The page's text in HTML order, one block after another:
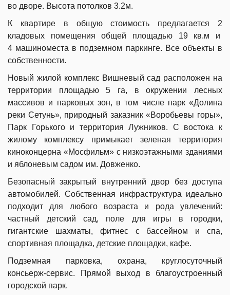
во дворе. Высота потолков 3.2м.
К квартире в общую стоимость предлагается 2
кладовых помещения общей площадью 19 кв.м и
4 машиноместа в подземном паркинге. Все объекты в
собственности.
Новый жилой комплекс Вишневый сад расположен на
территории площадью 5 га, в окружении лесных
массивов и парковых зон, в том числе парк «Долина
реки Сетунь», природный заказник «Воробьевы горы»,
Парк Горького и территория Лужников. С востока к
жилому комплексу примыкает зеленая территория
киноконцерна «Мосфильм» с низкоэтажными зданиями
и яблоневым садом им. Довженко.
Безопасный закрытый внутренний двор без доступа
автомобилей. Собственная инфраструктура идеально
подходит для любого возраста и рода увлечений:
частный детский сад, поле для игры в городки,
гигантские шахматы, фитнес с бассейном и спа,
спортивная площадка, детские площадки, кафе.
Подземная парковка, охрана, круглосуточный
консьерж-сервис. Прямой выход в благоустроенный
городской парк.